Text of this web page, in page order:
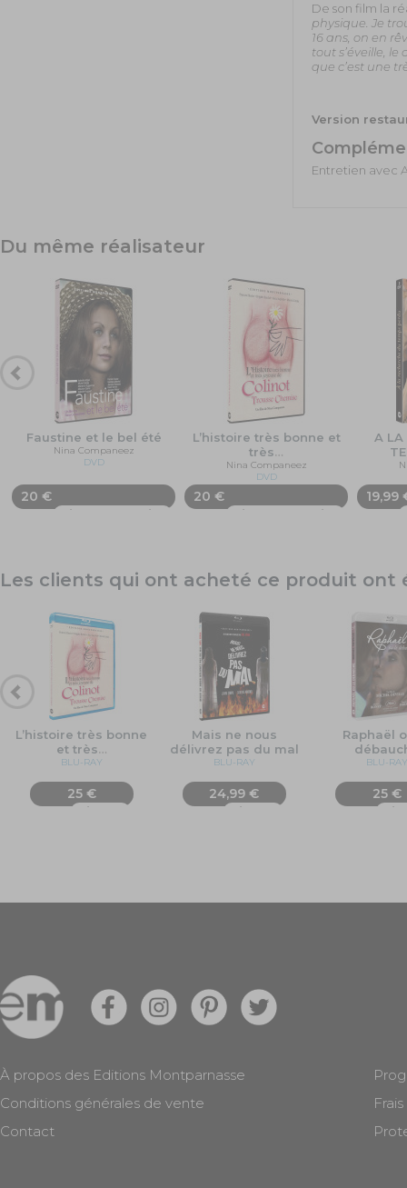
De son film la
physique. Je
16 ans, on en
tout s’éveille,
que c’est une
Version
Entretien avec
Du même réalisateur
Faustine et le bel été
Nina Companeez
DVD
20 €
Ajouter au panier
L’histoire très bonne et
très…
Nina Companeez
DVD
20 €
Ajouter au panier
A LA
19,99
Les clients qui ont acheté ce produit ont
L’histoire très bonne
et très…
BLU-RAY
25 €
Ajouter
Mais ne nous
délivrez pas du mal
BLU-RAY
24,99 €
Ajouter
Raphaël
BLU-RAY
25 €
À propos des Editions Montparnasse
Conditions générales de vente
Contact